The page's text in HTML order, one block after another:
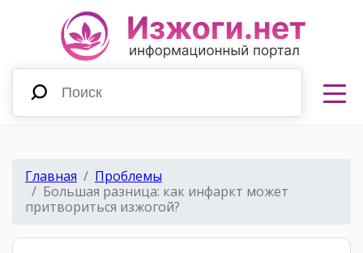
Главная
Проблемы
Большая разница: как инфаркт может
притвориться изжогой?